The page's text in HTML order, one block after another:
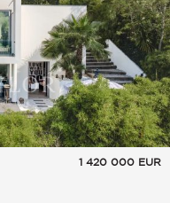
1 420 000 EUR